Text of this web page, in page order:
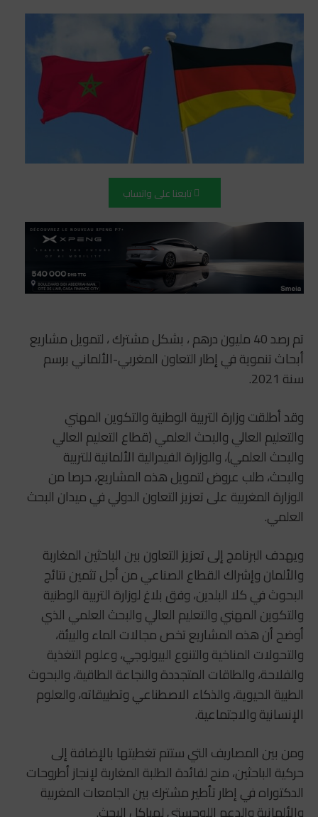
تابعنا على واتساب
تم رصد 40 مليون درهم ، بشكل مشترك ، لتمويل مشاريع
أبحاث تنموية في إطار التعاون المغربي-الألماني برسم
سنة 2021.
وقد أطلقت وزارة التربية الوطنية والتكوين المهني
والتعليم العالي والبحث العلمي (قطاع التعليم العالي
والبحث العلمي)، والوزارة الفيدرالية الألمانية للتربية
والبحث، طلب عروض لتمويل هذه المشاريع، حرصا من
الوزارة المغربية على تعزيز التعاون الدولي في ميدان البحث
العلمي.
ويهدف البرنامج إلى تعزيز التعاون بين الباحثين المغاربة
والألمان وإشراك القطاع الصناعي من أجل تثمين نتائج
البحوث في كلا البلدين، وفق بلاغ لوزارة التربية الوطنية
والتكوين المهني والتعليم العالي والبحث العلمي الذي
أوضح أن هذه المشاريع تخص مجالات الماء والبيئة،
والتحولات المناخية والتنوع البيولوجي، وعلوم التغذية
والفلاحة، والطاقات المتجددة والنجاعة الطاقية، والبحوث
الطبية الحيوية، والذكاء الاصطناعي وتطبيقاته، والعلوم
الإنسانية والاجتماعية.
ومن بين المصاريف التي ستتم تغطيتها بالإضافة إلى
حركية الباحثين، منح لفائدة الطلبة المغاربة لإنجاز أطروحات
الدكتوراه في إطار تأطير مشترك بين الجامعات المغربية